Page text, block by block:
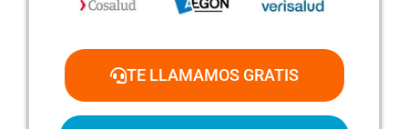
TE LLAMAMOS GRATIS